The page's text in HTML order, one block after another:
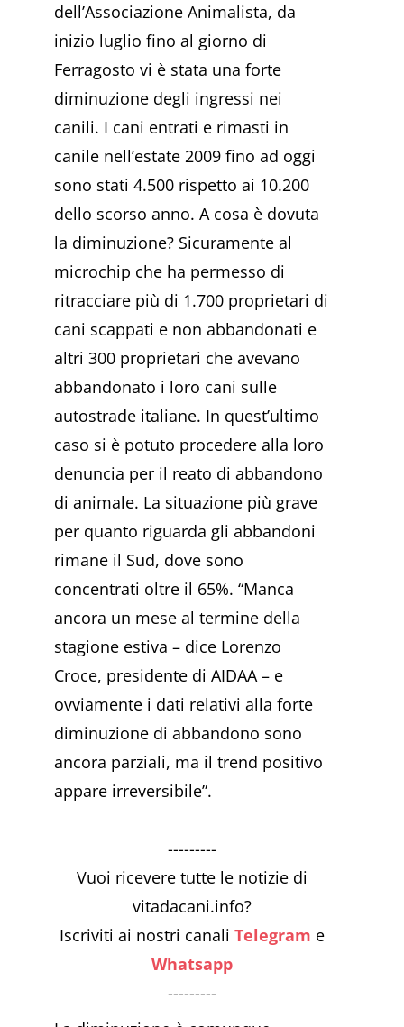
dell’Associazione Animalista, da
inizio luglio fino al giorno di
Ferragosto vi è stata una forte
diminuzione degli ingressi nei
canili. I cani entrati e rimasti in
canile nell’estate 2009 fino ad oggi
sono stati 4.500 rispetto ai 10.200
dello scorso anno. A cosa è dovuta
la diminuzione? Sicuramente al
microchip che ha permesso di
ritracciare più di 1.700 proprietari di
cani scappati e non abbandonati e
altri 300 proprietari che avevano
abbandonato i loro cani sulle
autostrade italiane. In quest’ultimo
caso si è potuto procedere alla loro
denuncia per il reato di abbandono
di animale. La situazione più grave
per quanto riguarda gli abbandoni
rimane il Sud, dove sono
concentrati oltre il 65%. “Manca
ancora un mese al termine della
stagione estiva – dice Lorenzo
Croce, presidente di AIDAA – e
ovviamente i dati relativi alla forte
diminuzione di abbandono sono
ancora parziali, ma il trend positivo
appare irreversibile”.
---------
Vuoi ricevere tutte le notizie di
vitadacani.info?
Iscriviti ai nostri canali Telegram e
Whatsapp
---------